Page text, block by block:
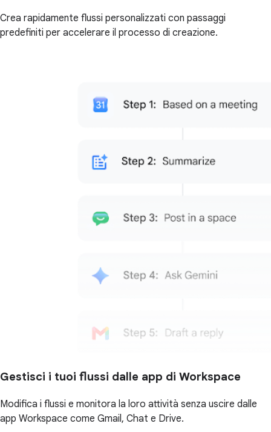
Crea rapidamente flussi personalizzati con passaggi
predefiniti per accelerare il processo di creazione.
Gestisci i tuoi flussi dalle app di Workspace
Modifica i flussi e monitora la loro attività senza uscire dalle
app Workspace come Gmail, Chat e Drive.